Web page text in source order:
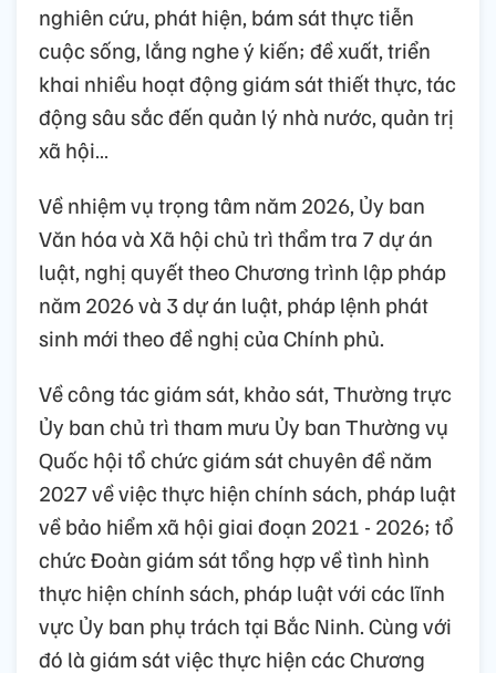
nghiên cứu, phát hiện, bám sát thực tiễn
cuộc sống, lắng nghe ý kiến; đề xuất, triển
khai nhiều hoạt động giám sát thiết thực, tác
động sâu sắc đến quản lý nhà nước, quản trị
xã hội…
Về nhiệm vụ trọng tâm năm 2026, Ủy ban
Văn hóa và Xã hội chủ trì thẩm tra 7 dự án
luật, nghị quyết theo Chương trình lập pháp
năm 2026 và 3 dự án luật, pháp lệnh phát
sinh mới theo đề nghị của Chính phủ.
Về công tác giám sát, khảo sát, Thường trực
Ủy ban chủ trì tham mưu Ủy ban Thường vụ
Quốc hội tổ chức giám sát chuyên đề năm
2027 về việc thực hiện chính sách, pháp luật
về bảo hiểm xã hội giai đoạn 2021 - 2026; tổ
chức Đoàn giám sát tổng hợp về tình hình
thực hiện chính sách, pháp luật với các lĩnh
vực Ủy ban phụ trách tại Bắc Ninh. Cùng với
đó là giám sát việc thực hiện các Chương